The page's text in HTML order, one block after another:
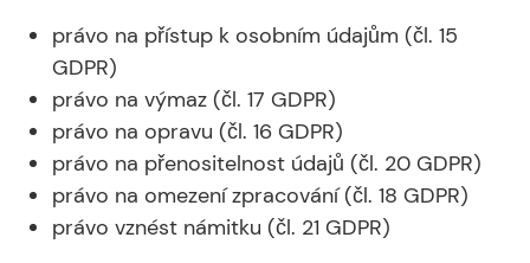
právo na přístup k osobním údajům (čl. 15
GDPR)
právo na výmaz (čl. 17 GDPR)
právo na opravu (čl. 16 GDPR)
právo na přenositelnost údajů (čl. 20 GDPR)
právo na omezení zpracování (čl. 18 GDPR)
právo vznést námitku (čl. 21 GDPR)